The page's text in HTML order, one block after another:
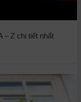
– Z chi tiết nhất